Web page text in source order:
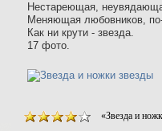
Нестареющая,
Меняющая любовников,
Как ни крути - звезда.
17 фото.
«Звезда и